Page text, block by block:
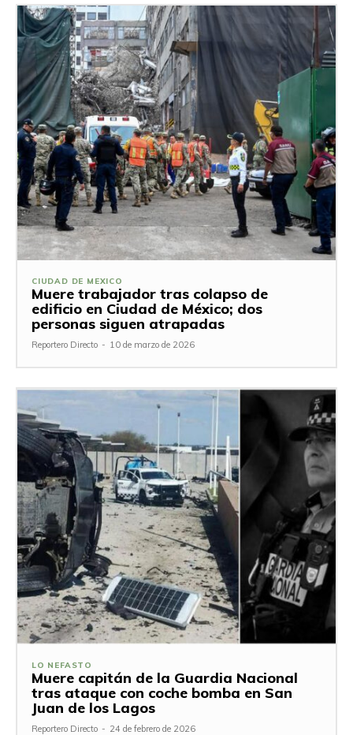
CIUDAD DE MEXICO
Muere trabajador tras colapso de
edificio en Ciudad de México; dos
personas siguen atrapadas
Reportero Directo - 10 de marzo de 2026
LO NEFASTO
Muere capitán de la Guardia Nacional
tras ataque con coche bomba en San
Juan de los Lagos
Reportero Directo - 24 de febrero de 2026